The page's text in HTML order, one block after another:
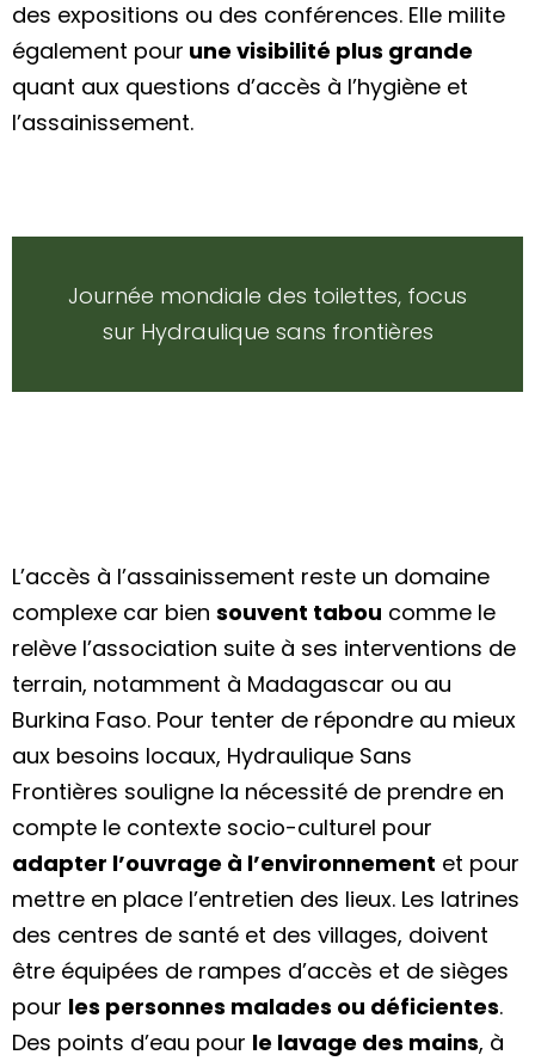
des expositions ou des conférences. Elle milite
également pour une visibilité plus grande
quant aux questions d’accès à l’hygiène et
l’assainissement.
Journée mondiale des toilettes, focus
sur Hydraulique sans frontières
L’accès à l’assainissement reste un domaine
complexe car bien souvent tabou comme le
relève l’association suite à ses interventions de
terrain, notamment à Madagascar ou au
Burkina Faso. Pour tenter de répondre au mieux
aux besoins locaux, Hydraulique Sans
Frontières souligne la nécessité de prendre en
compte le contexte socio-culturel pour
adapter l’ouvrage à l’environnement et pour
mettre en place l’entretien des lieux. Les latrines
des centres de santé et des villages, doivent
être équipées de rampes d’accès et de sièges
pour les personnes malades ou déficientes.
Des points d’eau pour le lavage des mains, à